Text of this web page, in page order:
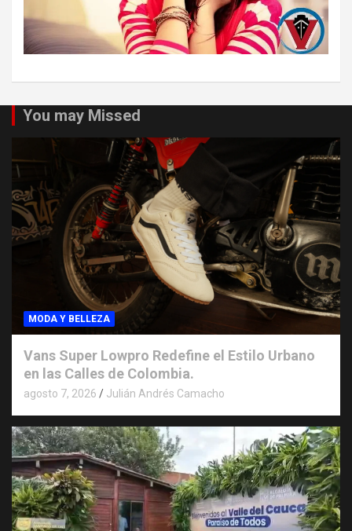
You may Missed
MODA Y BELLEZA
Vans Super Lowpro Redefine el Estilo Urbano
en las Calles de Colombia.
agosto 7, 2026 Julián Andrés Camacho